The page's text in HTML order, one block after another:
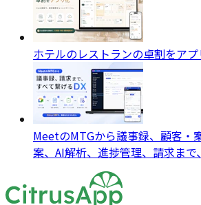
ホテルのレストランの卓割をア
MeetのMTGから議事録、顧客・
案、AI解析、進捗管理、請求まで